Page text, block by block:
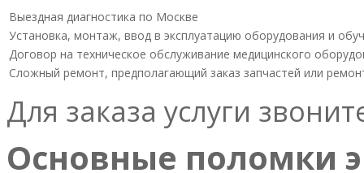
Выездная диагностика по Москве
Установка, монтаж, ввод в эксплуатацию оборудования и
Договор на техническое обслуживание медицинского
Сложный ремонт, предполагающий заказ запчастей или
Для заказа услуги
Основные поломки